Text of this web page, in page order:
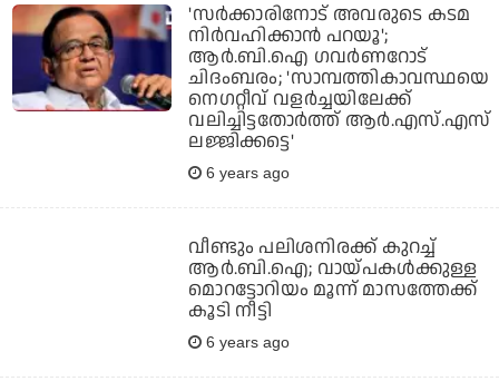
'സര്‍ക്കാരിനോട് അവരുടെ കടമ
നിര്‍വഹിക്കാന്‍ പറയൂ';
ആര്‍.ബി.ഐ ഗവര്‍ണറോട്
ചിദംബരം; 'സാമ്പത്തികാവസ്ഥയെ
നെഗറ്റീവ് വളര്‍ച്ചയിലേക്ക്
വലിച്ചിട്ടതോര്‍ത്ത് ആര്‍.എസ്.എസ്
ലജ്ജിക്കട്ടെ'
6 years ago
വീണ്ടും പലിശനിരക്ക് കുറച്ച്
ആർ.ബി.ഐ; വായ്പകൾക്കുള്ള
മൊറട്ടോറിയം മൂന്ന് മാസത്തേക്ക്
കൂടി നീട്ടി
6 years ago